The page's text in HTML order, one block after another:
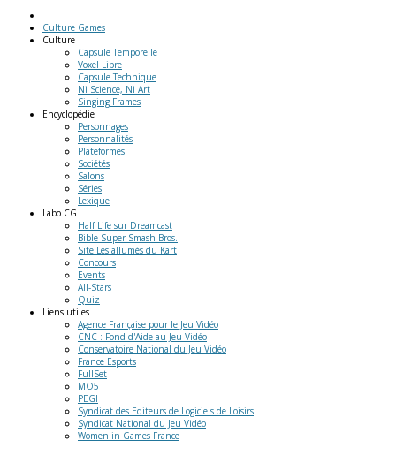
Culture Games
Culture
Capsule Temporelle
Voxel Libre
Capsule Technique
Ni Science, Ni Art
Singing Frames
Encyclopédie
Personnages
Personnalités
Plateformes
Sociétés
Salons
Séries
Lexique
Labo CG
Half Life sur Dreamcast
Bible Super Smash Bros.
Site Les allumés du Kart
Concours
Events
All-Stars
Quiz
Liens utiles
Agence Française pour le Jeu Vidéo
CNC : Fond d'Aide au Jeu Vidéo
Conservatoire National du Jeu Vidéo
France Esports
FullSet
MO5
PEGI
Syndicat des Editeurs de Logiciels de Loisirs
Syndicat National du Jeu Vidéo
Women in Games France